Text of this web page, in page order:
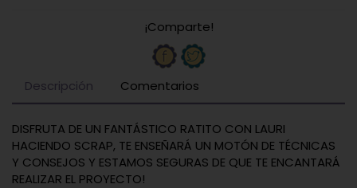
¡Comparte!
Descripción Comentarios
DISFRUTA DE UN FANTÁSTICO RATITO CON LAURI
HACIENDO SCRAP, TE ENSEÑARÁ UN MOTÓN DE TÉCNICAS
Y CONSEJOS Y ESTAMOS SEGURAS DE QUE TE ENCANTARÁ
REALIZAR EL PROYECTO!